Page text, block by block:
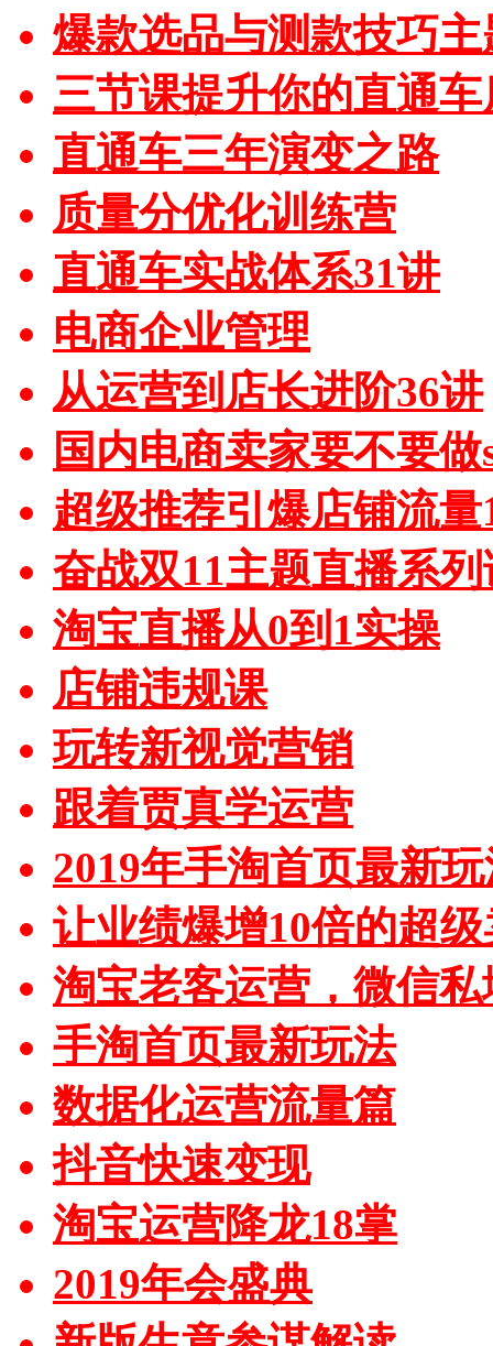
爆款选品与测款技巧主
三节课提升你的直通
直通车三年演变之路
质量分优化训练营
直通车实战体系31讲
电商企业管理
从运营到店长进阶36讲
国内电商卖家要不要做
超级推荐引爆店铺流量
奋战双11主题直播系列
淘宝直播从0到1实操
店铺违规课
玩转新视觉营销
跟着贾真学运营
2019年手淘首页最新
让业绩爆增10倍的超
淘宝老客运营，微信私
手淘首页最新玩法
数据化运营流量篇
抖音快速变现
淘宝运营降龙18掌
2019年会盛典